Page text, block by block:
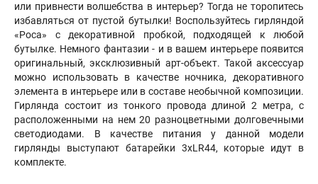
или привнести волшебства в интерьер? Тогда не торопитесь
избавляться от пустой бутылки! Воспользуйтесь гирляндой
«Роса» с декоративной пробкой, подходящей к любой
бутылке. Немного фантазии - и в вашем интерьере появится
оригинальный, эксклюзивный арт-объект. Такой аксессуар
можно использовать в качестве ночника, декоративного
элемента в интерьере или в составе необычной композиции.
Гирлянда состоит из тонкого провода длиной 2 метра, с
расположенными на нем 20 разноцветными долговечными
светодиодами. В качестве питания у данной модели
гирлянды выступают батарейки 3хLR44, которые идут в
комплекте.